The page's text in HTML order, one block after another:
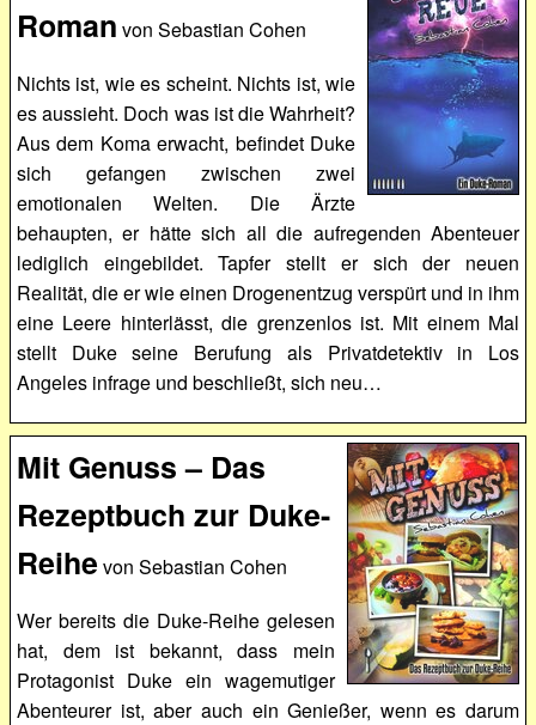
Roman von Sebastian Cohen
Nichts ist, wie es scheint. Nichts ist, wie
es aussieht. Doch was ist die Wahrheit?
Aus dem Koma erwacht, befindet Duke
sich gefangen zwischen zwei
emotionalen Welten. Die Ärzte
behaupten, er hätte sich all die aufregenden Abenteuer
lediglich eingebildet. Tapfer stellt er sich der neuen
Realität, die er wie einen Drogenentzug verspürt und in ihm
eine Leere hinterlässt, die grenzenlos ist. Mit einem Mal
stellt Duke seine Berufung als Privatdetektiv in Los
Angeles infrage und beschließt, sich neu…
Mit Genuss – Das
Rezeptbuch zur Duke-
Reihe von Sebastian Cohen
Wer bereits die Duke-Reihe gelesen
hat, dem ist bekannt, dass mein
Protagonist Duke ein wagemutiger
Abenteurer ist, aber auch ein Genießer, wenn es darum